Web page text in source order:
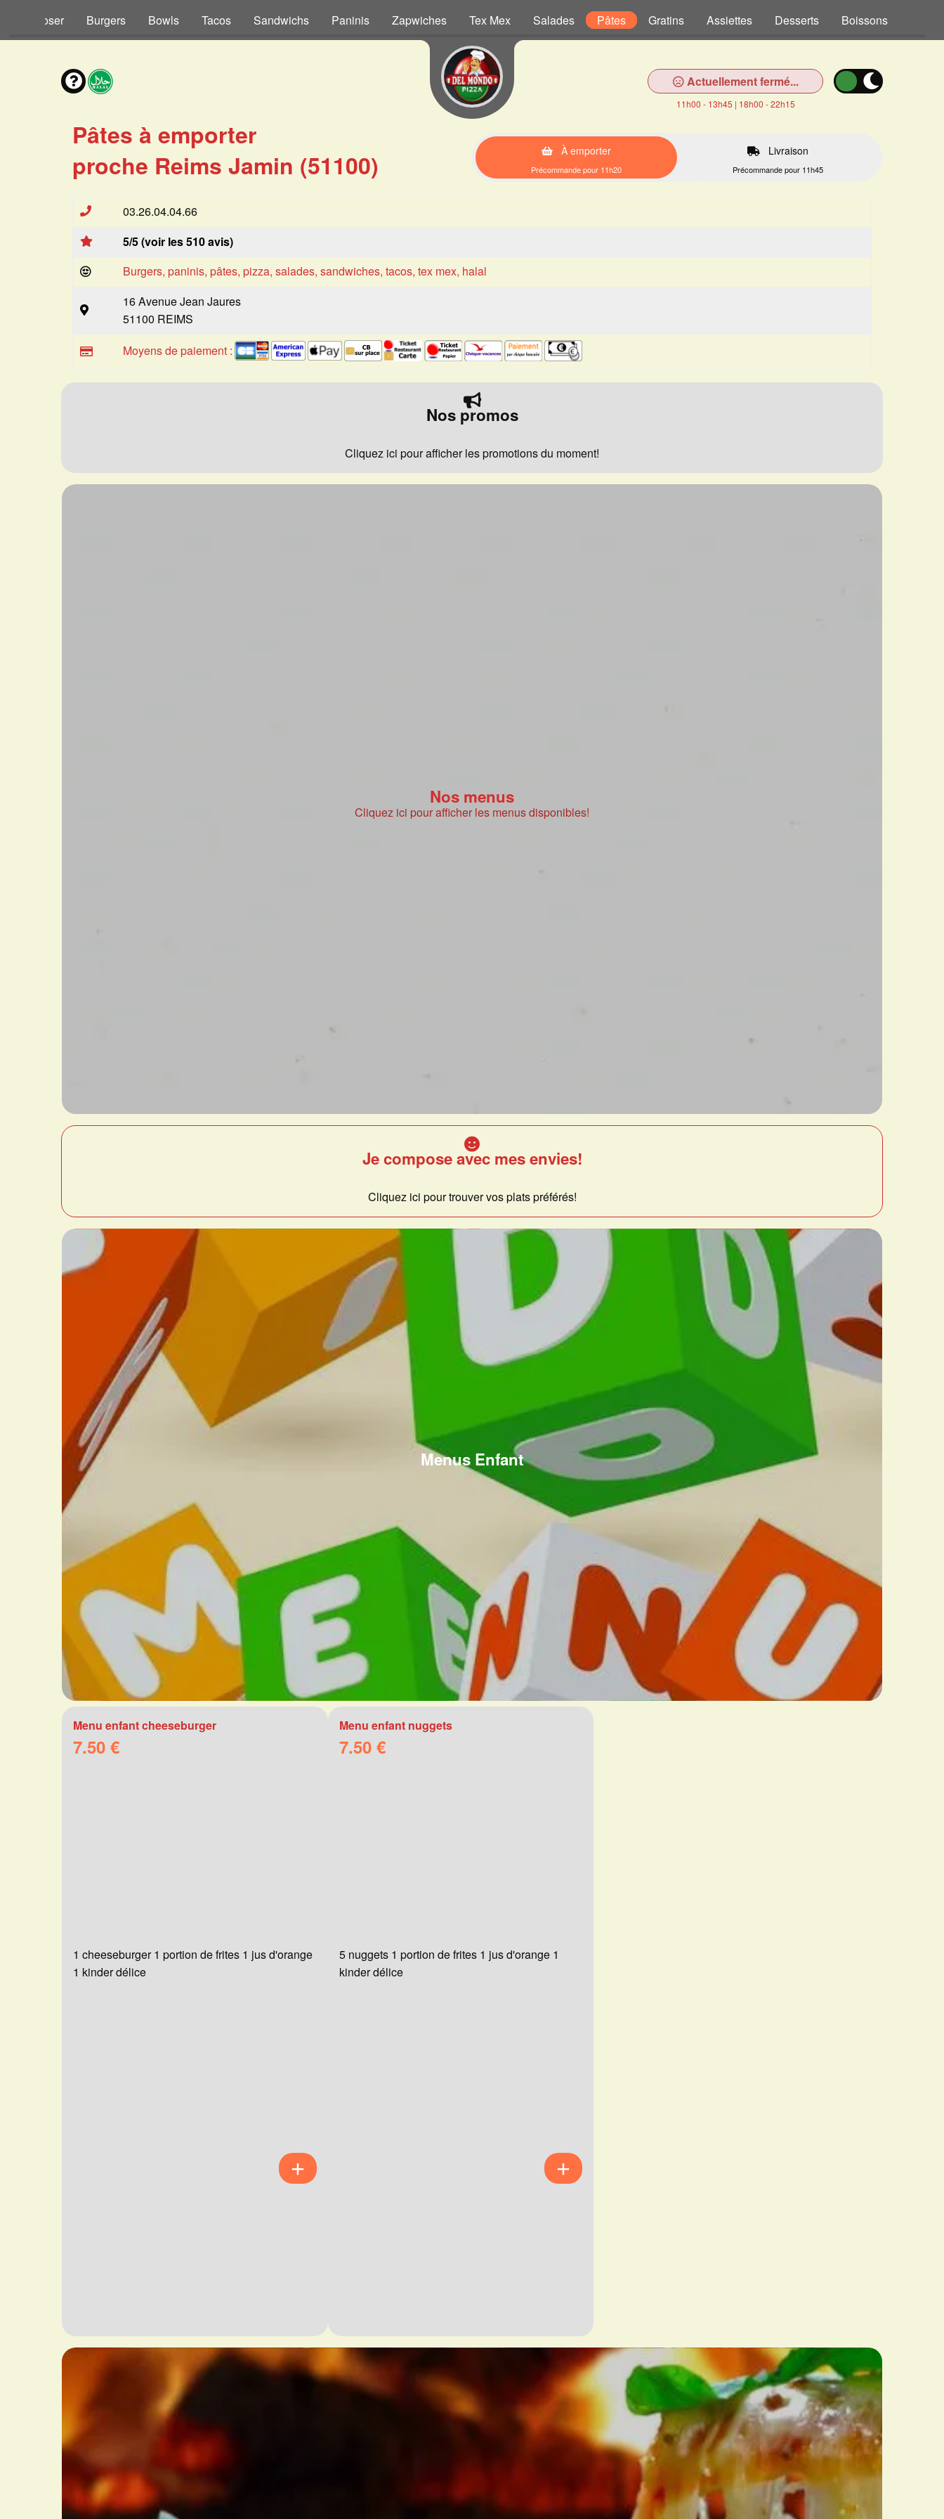
Composer Burgers Bowls Tacos Sandwichs Paninis Zapwiches Tex Mex Salades Pâtes Gratins Assiettes Desserts Boissons
Actuellement fermé...
11h00 - 13h45 | 18h00 - 22h15
Pâtes à emporter
proche Reims Jamin (51100)
À emporter
Précommande pour 11h20
Livraison
Précommande pour 11h45
03.26.04.04.66
5/5 (voir les 510 avis)
Burgers, paninis, pâtes, pizza, salades, sandwiches, tacos, tex mex, halal
16 Avenue Jean Jaures
51100 REIMS
Moyens de paiement :
Nos promos
Cliquez ici pour afficher les promotions du moment!
Nos menus
Cliquez ici pour afficher les menus disponibles!
Je compose avec mes envies!
Cliquez ici pour trouver vos plats préférés!
Menus Enfant
Menu enfant cheeseburger
7.50 €
1 cheeseburger 1 portion de frites 1 jus d'orange
1 kinder délice
Menu enfant nuggets
7.50 €
5 nuggets 1 portion de frites 1 jus d'orange 1
kinder délice